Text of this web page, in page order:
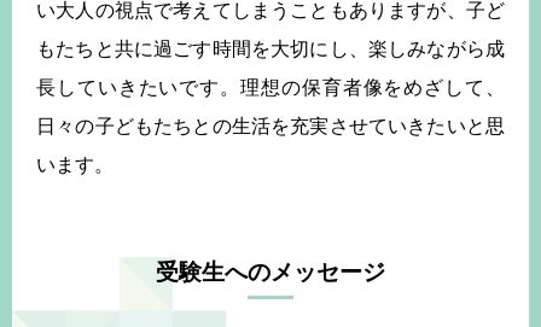
い大人の視点で考えてしまうこともありますが、子ど
もたちと共に過ごす時間を大切にし、楽しみながら成
長していきたいです。理想の保育者像をめざして、
日々の子どもたちとの生活を充実させていきたいと思
います。
受験生へのメッセージ